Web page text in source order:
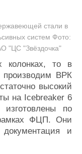
стали в
систем Фото:
"ЦС "Звёздочка"
колонках, то в
ВРК
высокий
на Icebreaker 6
по
ФЦП. Они
и